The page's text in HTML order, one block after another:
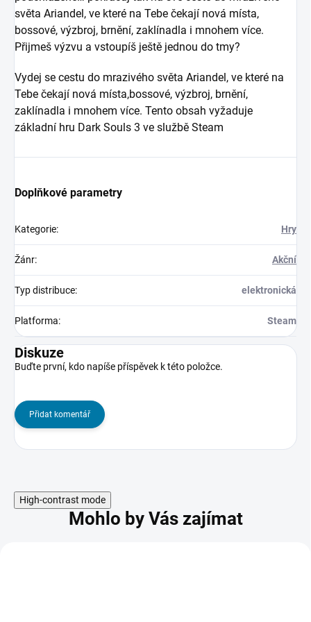
světa Ariandel, ve které na Tebe čekají nová místa,
bossové, výzbroj, brnění, zaklínadla i mnohem více.
Přijmeš výzvu a vstoupíš ještě jednou do tmy?
Vydej se cestu do mrazivého světa Ariandel, ve které na
Tebe čekají nová místa,bossové, výzbroj, brnění,
zaklínadla i mnohem více. Tento obsah vyžaduje
základní hru Dark Souls 3 ve službě Steam
Doplňkové parametry
Kategorie: Hry
Žánr: Akční
Typ distribuce: elektronická
Platforma: Steam
Diskuze
Buďte první, kdo napíše příspěvek k této položce.
Přidat komentář
High-contrast mode
Mohlo by Vás zajímat